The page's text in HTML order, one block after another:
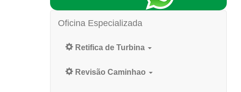
Oficina Especializada
Retifica de Turbina
Revisão Caminhao